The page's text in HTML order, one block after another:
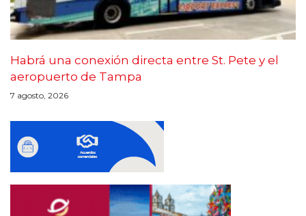
Habrá una conexión directa entre St. Pete y el
aeropuerto de Tampa
7 agosto, 2026